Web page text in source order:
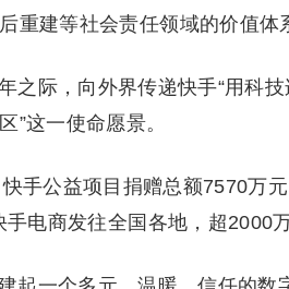
重建等社会责任领域的价值体
之际，向外界传递快手“用科
”这一使命愿景。
手公益项目捐赠总额7570万
电商发往全国各地，超2000